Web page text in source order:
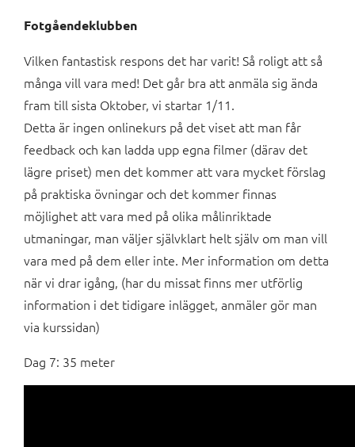
Fotgåendeklubben
Vilken fantastisk respons det har varit! Så roligt att så
många vill vara med! Det går bra att anmäla sig ända
fram till sista Oktober, vi startar 1/11.
Detta är ingen onlinekurs på det viset att man får
feedback och kan ladda upp egna filmer (därav det
lägre priset) men det kommer att vara mycket förslag
på praktiska övningar och det kommer finnas
möjlighet att vara med på olika målinriktade
utmaningar, man väljer självklart helt själv om man vill
vara med på dem eller inte. Mer information om detta
när vi drar igång, (har du missat finns mer utförlig
information i det tidigare inlägget, anmäler gör man
via kurssidan)
Dag 7: 35 meter